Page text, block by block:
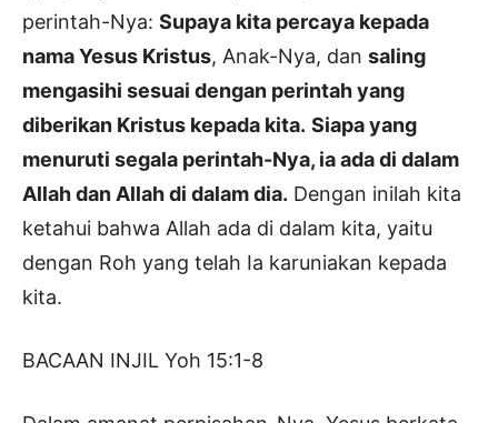
perintah-Nya: Supaya kita percaya kepada
nama Yesus Kristus, Anak-Nya, dan saling
mengasihi sesuai dengan perintah yang
diberikan Kristus kepada kita. Siapa yang
menuruti segala perintah-Nya, ia ada di dalam
Allah dan Allah di dalam dia. Dengan inilah kita
ketahui bahwa Allah ada di dalam kita, yaitu
dengan Roh yang telah Ia karuniakan kepada
kita.
BACAAN INJIL Yoh 15:1-8